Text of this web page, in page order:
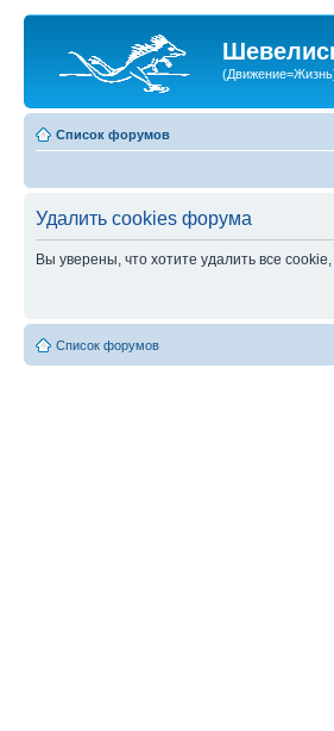
Список форумов
Удалить cookies форума
Вы уверены, что хотите удалить все
Список форумов